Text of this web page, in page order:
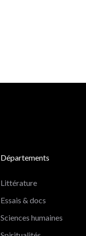
Départements
Littérature
Essais & docs
Sciences humaines